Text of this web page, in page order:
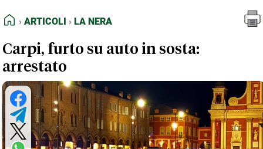
FEED RSS
NORMATIVE DEONTOLOGICHE
TERMINI e CONDIZIONI
HOME
ARTICOLI LA NERA
Carpi, furto su auto in sosta:
arrestato